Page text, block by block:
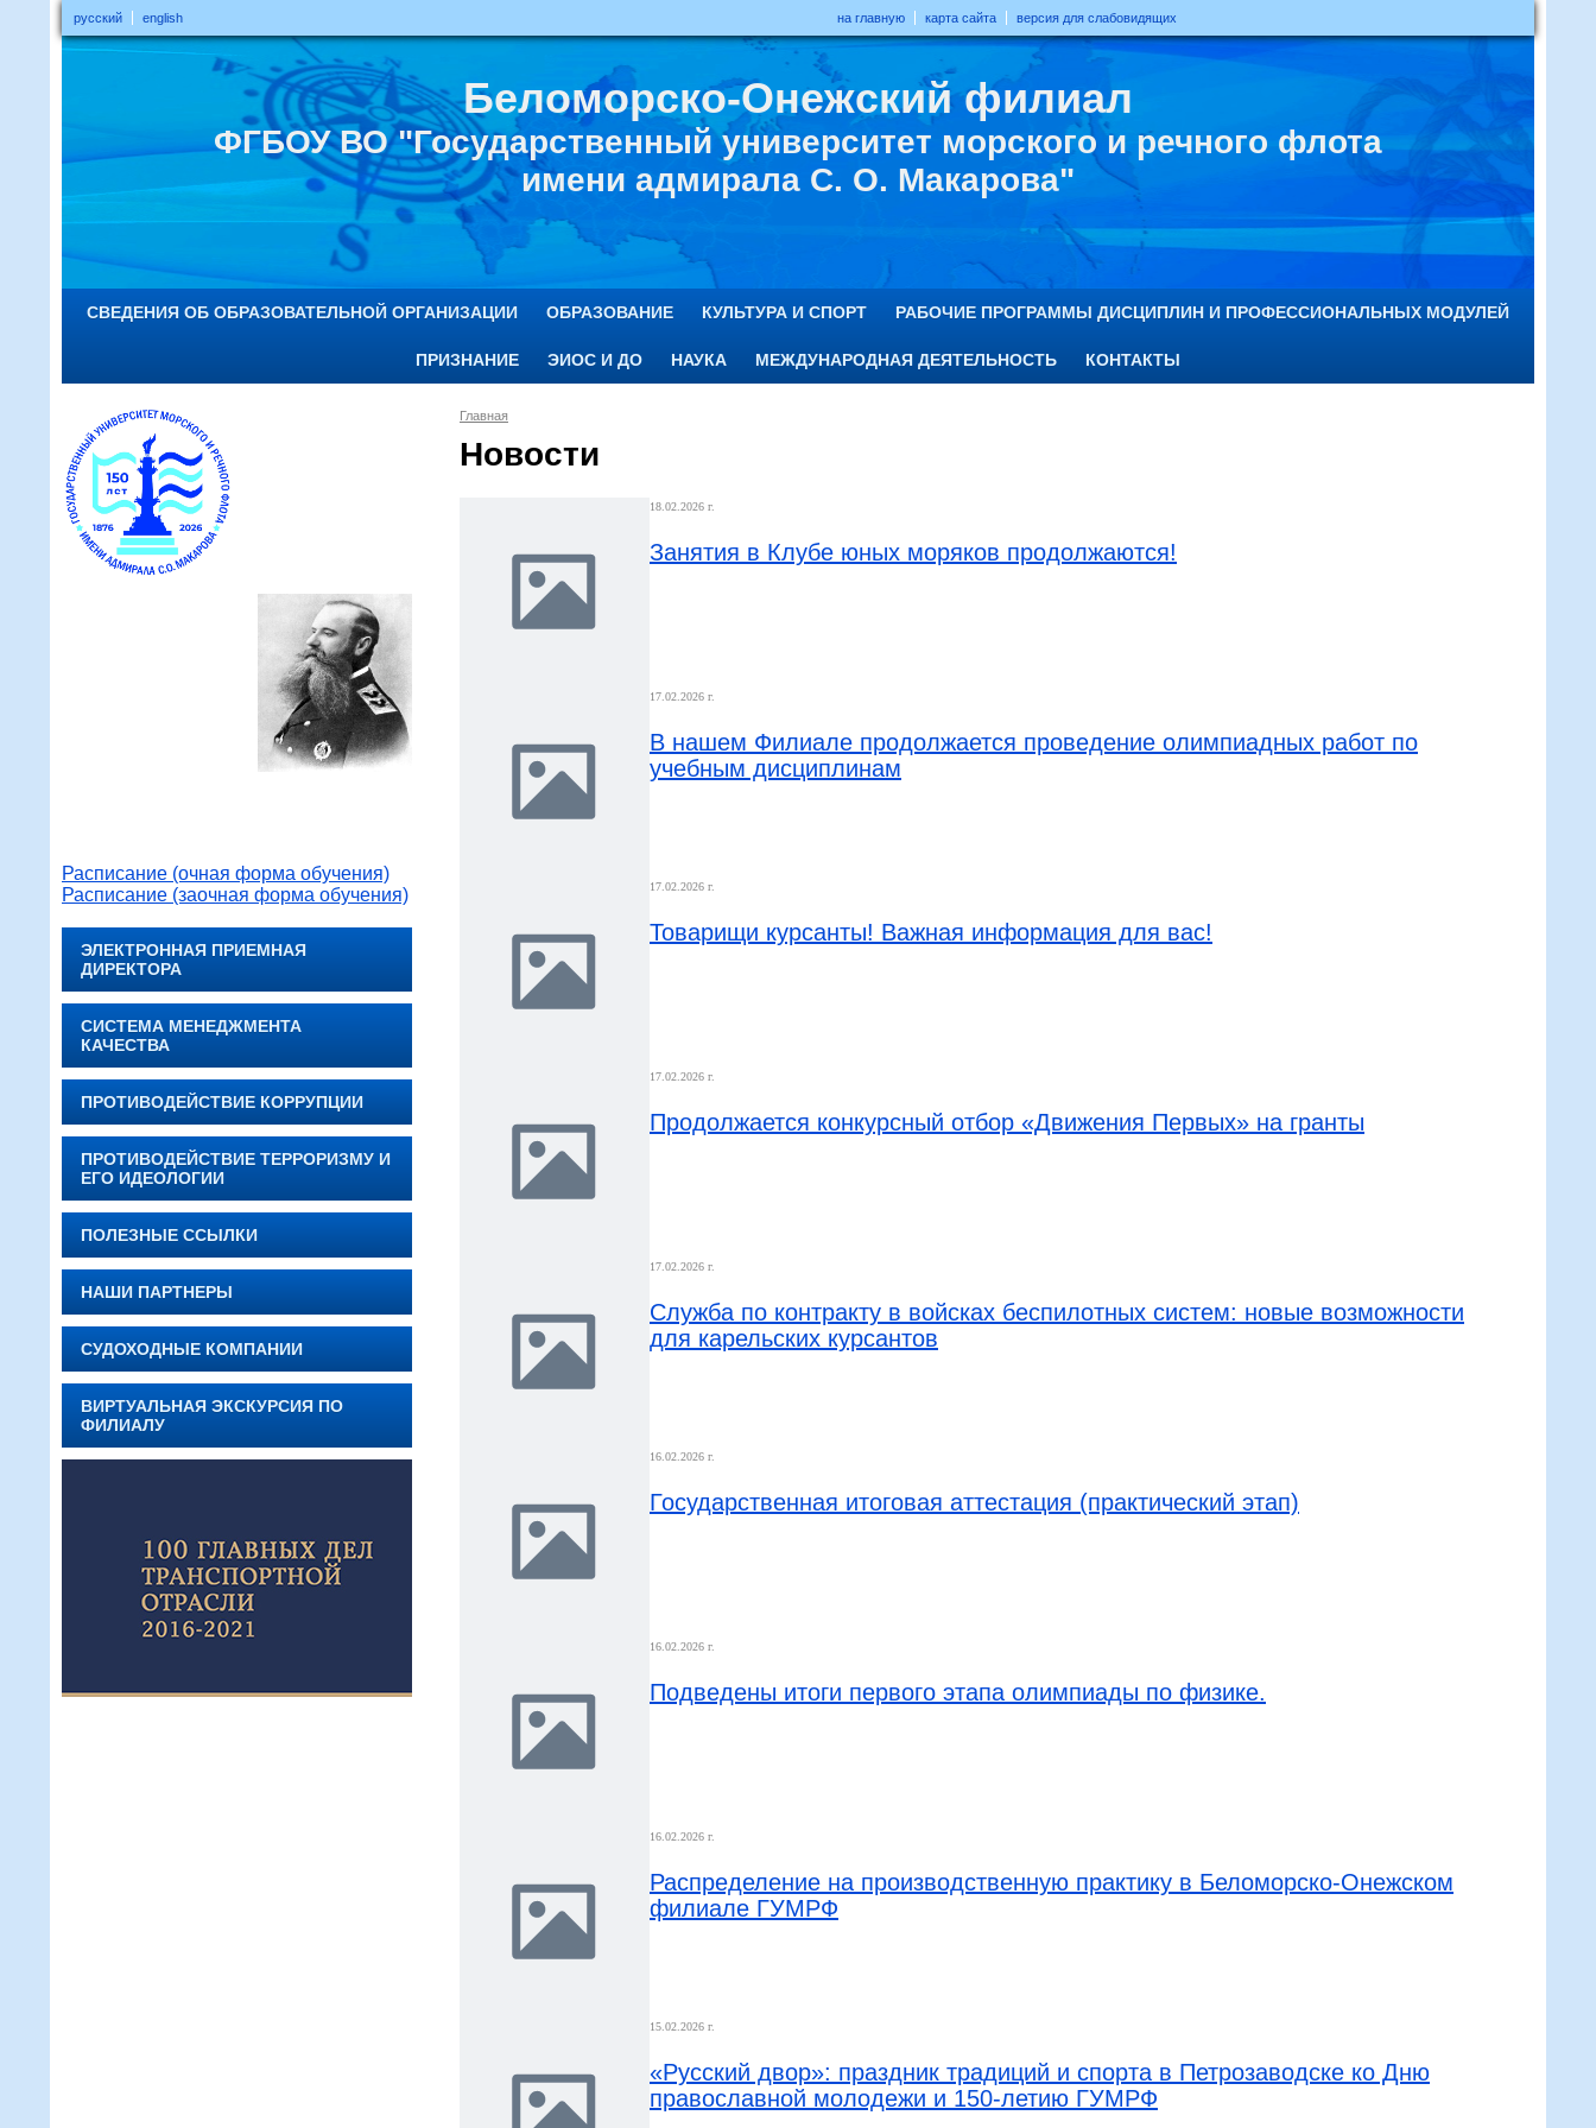
русский english на главную карта сайта версия для слабовидящих
Беломорско-Онежский филиал
ФГБОУ ВО "Государственный университет морского и речного флота
имени адмирала С. О. Макарова"
СВЕДЕНИЯ ОБ ОБРАЗОВАТЕЛЬНОЙ ОРГАНИЗАЦИИ ОБРАЗОВАНИЕ КУЛЬТУРА И СПОРТ РАБОЧИЕ ПРОГРАММЫ ДИСЦИПЛИН И ПРОФЕССИОНАЛЬНЫХ МОДУЛЕЙ
ПРИЗНАНИЕ ЭИОС И ДО НАУКА МЕЖДУНАРОДНАЯ ДЕЯТЕЛЬНОСТЬ КОНТАКТЫ
Расписание (очная форма обучения)
Расписание (заочная форма обучения)
ЭЛЕКТРОННАЯ ПРИЕМНАЯ
ДИРЕКТОРА
СИСТЕМА МЕНЕДЖМЕНТА
КАЧЕСТВА
ПРОТИВОДЕЙСТВИЕ КОРРУПЦИИ
ПРОТИВОДЕЙСТВИЕ ТЕРРОРИЗМУ И
ЕГО ИДЕОЛОГИИ
ПОЛЕЗНЫЕ ССЫЛКИ
НАШИ ПАРТНЕРЫ
СУДОХОДНЫЕ КОМПАНИИ
ВИРТУАЛЬНАЯ ЭКСКУРСИЯ ПО
ФИЛИАЛУ
Главная
Новости
18.02.2026 г.
Занятия в Клубе юных моряков продолжаются!
17.02.2026 г.
В нашем Филиале продолжается проведение олимпиадных работ по
учебным дисциплинам
17.02.2026 г.
Товарищи курсанты! Важная информация для вас!
17.02.2026 г.
Продолжается конкурсный отбор «Движения Первых» на гранты
17.02.2026 г.
Служба по контракту в войсках беспилотных систем: новые возможности
для карельских курсантов
16.02.2026 г.
Государственная итоговая аттестация (практический этап)
16.02.2026 г.
Подведены итоги первого этапа олимпиады по физике.
16.02.2026 г.
Распределение на производственную практику в Беломорско-Онежском
филиале ГУМРФ
15.02.2026 г.
«Русский двор»: праздник традиций и спорта в Петрозаводске ко Дню
православной молодежи и 150-летию ГУМРФ